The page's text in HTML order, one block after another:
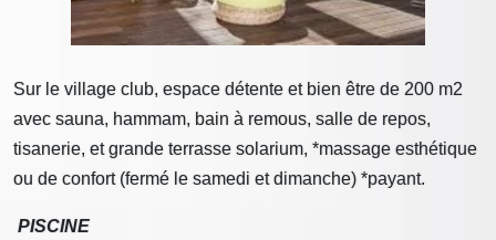
Sur le village club, espace détente et bien être de 200 m2
avec sauna, hammam, bain à remous, salle de repos,
tisanerie, et grande terrasse solarium, *massage esthétique
ou de confort (fermé le samedi et dimanche) *payant.
PISCINE